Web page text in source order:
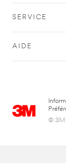
SERVICE
AIDE
© 3M